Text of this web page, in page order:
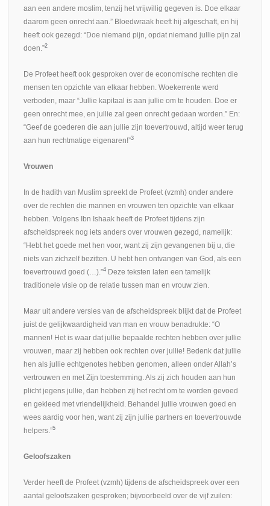
aan een andere moslim, tenzij het vrijwillig gegeven is. Doe elkaar
daarom geen onrecht aan.” Bloedwraak heeft hij afgeschaft, en hij
heeft ook gezegd: “Doe niemand pijn, opdat niemand jullie pijn zal
doen.”2
De Profeet heeft ook gesproken over de economische rechten die
mensen ten opzichte van elkaar hebben. Woekerrente werd
verboden, maar “Jullie kapitaal is aan jullie om te houden. Doe er
geen onrecht mee, en jullie zal geen onrecht gedaan worden.” En:
“Geef de goederen die aan jullie zijn toevertrouwd, altijd weer terug
aan hun rechtmatige eigenaren!”3
Vrouwen
In de hadith van Muslim spreekt de Profeet (vzmh) onder andere
over de rechten die mannen en vrouwen ten opzichte van elkaar
hebben. Volgens Ibn Ishaak heeft de Profeet tijdens zijn
afscheidspreek nog iets anders over vrouwen gezegd, namelijk:
“Hebt het goede met hen voor, want zij zijn gevangenen bij u, die
niets van zichzelf bezitten. U hebt hen ontvangen van God, als een
toevertrouwd goed (…).”4 Deze teksten laten een tamelijk
traditionele visie op de relatie tussen man en vrouw zien.
Maar uit andere versies van de afscheidspreek blijkt dat de Profeet
juist de gelijkwaardigheid van man en vrouw benadrukte: “O
mannen! Het is waar dat jullie bepaalde rechten hebben over jullie
vrouwen, maar zij hebben ook rechten over jullie! Bedenk dat jullie
hen als jullie echtgenotes hebben genomen, alleen onder Allah’s
vertrouwen en met Zijn toestemming. Als zij zich houden aan hun
plicht jegens jullie, dan hebben zij het recht om te worden gevoed
en gekleed met vriendelijkheid. Behandel jullie vrouwen goed en
wees aardig voor hen, want zij zijn jullie partners en toevertrouwde
helpers.”5
Geloofszaken
Verder heeft de Profeet (vzmh) tijdens de afscheidspreek over een
aantal geloofszaken gesproken; bijvoorbeeld over de vijf zuilen: